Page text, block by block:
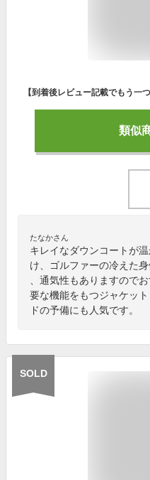
類似
たなかさん
キレイなダウンコートが
け、ゴルファーの冷えた
、通気性もありますので
要な機能をもつジャケッ
ドの予備にも人気です。
SOLD